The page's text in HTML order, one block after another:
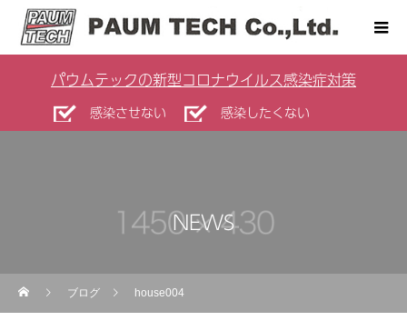
パウムテックの新型コロナウイルス感染症対策
感染させない 感染したくない
NEWS
ブログ house004